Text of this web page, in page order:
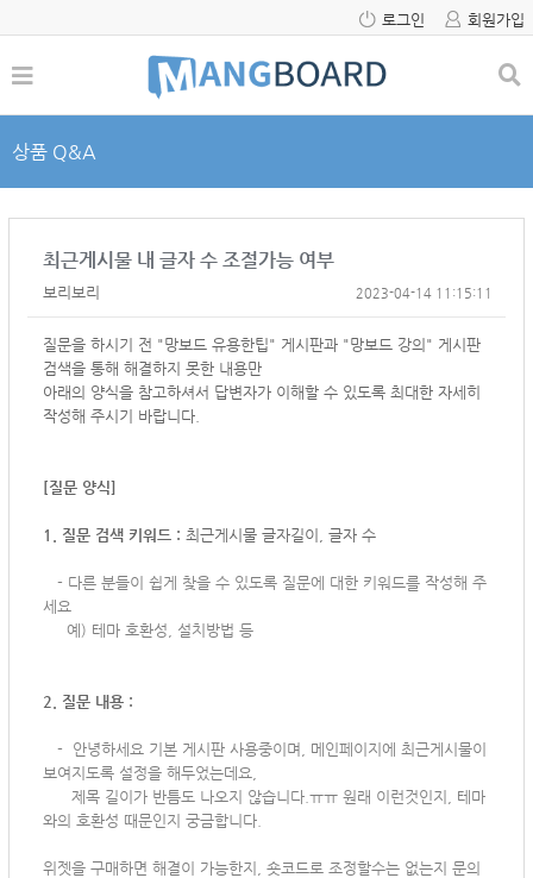
로그인 회원가입
상품 Q&A
최근게시물 내 글자 수 조절가능 여부
보리보리 2023-04-14 11:15:11
질문을 하시기 전 "망보드 유용한팁" 게시판과 "망보드 강의" 게시판
검색을 통해 해결하지 못한 내용만
아래의 양식을 참고하셔서 답변자가 이해할 수 있도록 최대한 자세히
작성해 주시기 바랍니다.
[질문 양식]
1. 질문 검색 키워드 : 최근게시물 글자길이, 글자 수
- 다른 분들이 쉽게 찾을 수 있도록 질문에 대한 키워드를 작성해 주
세요
예) 테마 호환성, 설치방법 등
2. 질문 내용 :
- 안녕하세요 기본 게시판 사용중이며, 메인페이지에 최근게시물이
보여지도록 설정을 해두었는데요,
제목 길이가 반틈도 나오지 않습니다.ㅠㅠ 원래 이런것인지, 테마
와의 호환성 때문인지 궁금합니다.
위젯을 구매하면 해결이 가능한지, 숏코드로 조정할수는 없는지 문의